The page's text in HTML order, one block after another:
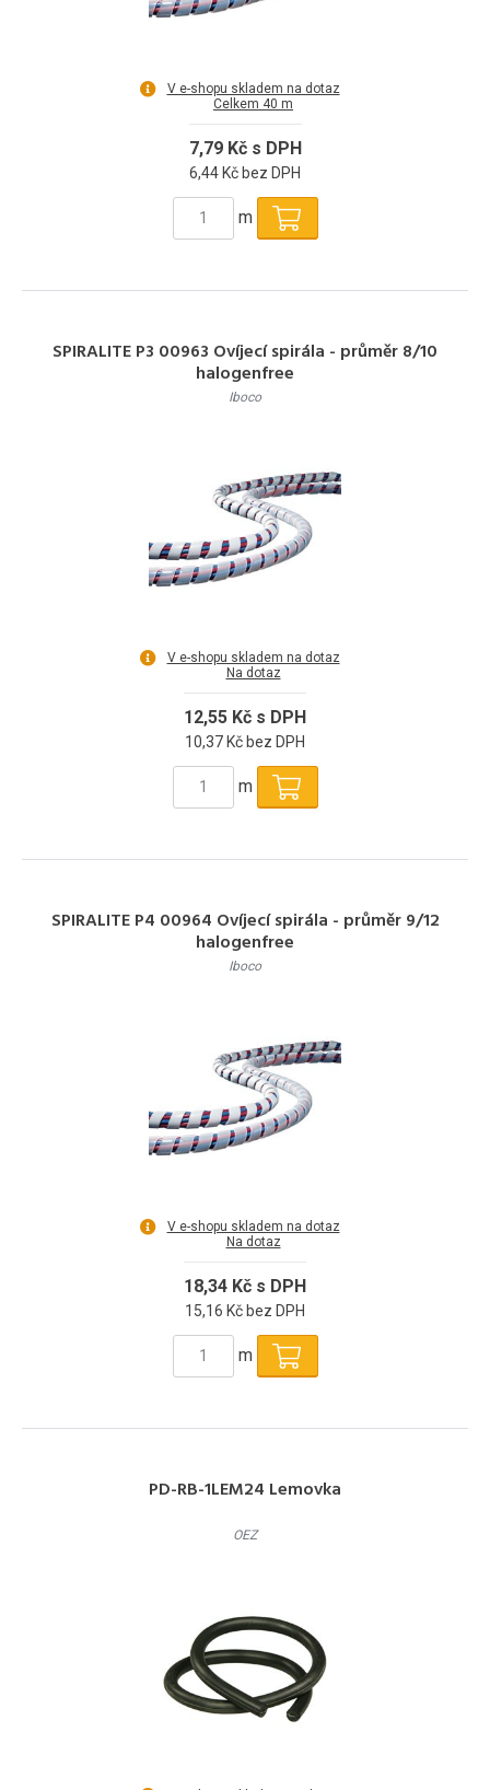
V e-shopu skladem na dotaz
Celkem 40 m
7,79 Kč s DPH
6,44 Kč bez DPH
m
SPIRALITE P3 00963 Ovíjecí spirála - průměr 8/10
halogenfree
Iboco
V e-shopu skladem na dotaz
Na dotaz
12,55 Kč s DPH
10,37 Kč bez DPH
m
SPIRALITE P4 00964 Ovíjecí spirála - průměr 9/12
halogenfree
Iboco
V e-shopu skladem na dotaz
Na dotaz
18,34 Kč s DPH
15,16 Kč bez DPH
m
PD-RB-1LEM24 Lemovka
OEZ